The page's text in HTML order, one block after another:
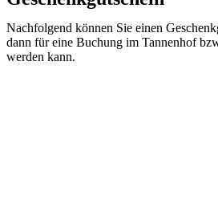
Nachfolgend können Sie einen
dann für eine Buchung im Tannenhof
werden kann.